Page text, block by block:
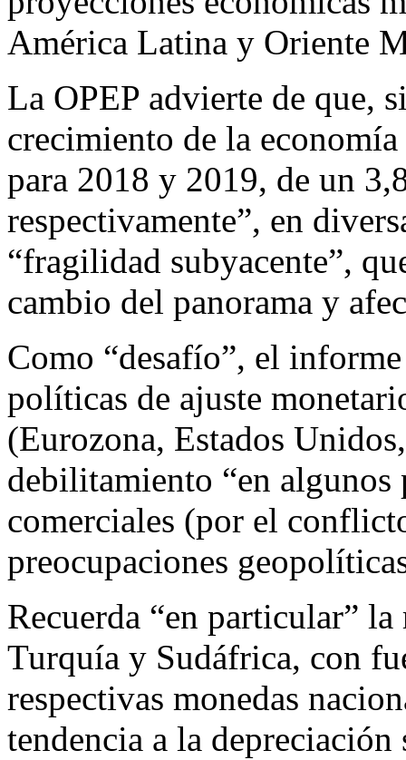
América Latina y Oriente
La OPEP advierte de que,
crecimiento de la
para 2018 y 2019, de un
respectivamente”, en
“fragilidad subyacente”,
cambio del panorama y
Como “desafío”, el
políticas de ajuste
(Eurozona, Estados
debilitamiento “en algunos
comerciales (por el
preocupaciones
Recuerda “en particular”
Turquía y Sudáfrica, con
respectivas monedas
tendencia a la